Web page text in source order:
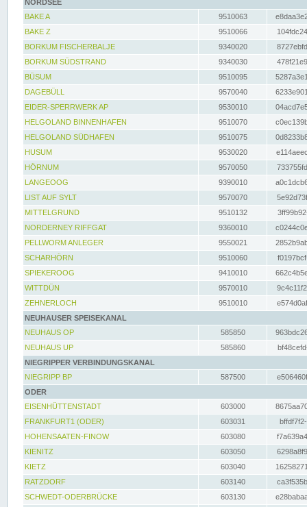
NORDSEE
BAKE A
9510063
BAKE Z
9510066
BORKUM FISCHERBALJE
9340020
BORKUM SÜDSTRAND
9340030
BÜSUM
9510095
DAGEBÜLL
9570040
EIDER-SPERRWERK AP
9530010
HELGOLAND BINNENHAFEN
9510070
HELGOLAND SÜDHAFEN
9510075
HUSUM
9530020
HÖRNUM
9570050
LANGEOOG
9390010
LIST AUF SYLT
9570070
MITTELGRUND
9510132
NORDERNEY RIFFGAT
9360010
PELLWORM ANLEGER
9550021
SCHARHÖRN
9510060
SPIEKEROOG
9410010
WITTDÜN
9570010
ZEHNERLOCH
9510010
NEUHAUSER SPEISEKANAL
NEUHAUS OP
585850
NEUHAUS UP
585860
NIEGRIPPER VERBINDUNGSKANAL
NIEGRIPP BP
587500
ODER
EISENHÜTTENSTADT
603000
FRANKFURT1 (ODER)
603031
HOHENSAATEN-FINOW
603080
KIENITZ
603050
KIETZ
603040
RATZDORF
603140
SCHWEDT-ODERBRÜCKE
603130